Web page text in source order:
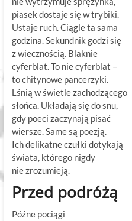
piasek dostaje się w trybiki.
Ustaje ruch. Ciągle ta sama
godzina. Sekundnik godzi się
z wiecznością. Blaknie
cyferblat. To nie cyferblat –
to chitynowe pancerzyki.
Lśnią w świetle zachodzącego
słońca. Układają się do snu,
gdy poeci zaczynają pisać
wiersze. Same są poezją.
Ich delikatne czułki dotykają
świata, którego nigdy
nie zrozumieją.
Przed podróżą
Późne pociągi